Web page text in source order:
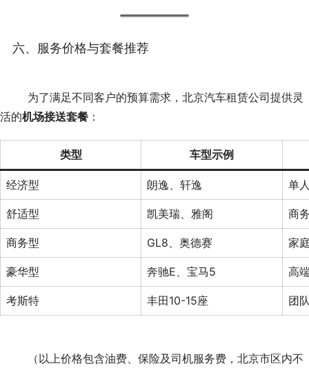
六、服务价格与套餐推荐
活的机场接送套餐 ：
类型 车型示例
经济型 朗逸、轩逸 单
舒适型 凯美瑞、雅阁 商
商务型 GL8、奥德赛 家
豪华型 奔驰E、宝马5 高
考斯特 丰田10-15座 团
	（
以上价格包含油费、保险及司机服务费，北京市区内不